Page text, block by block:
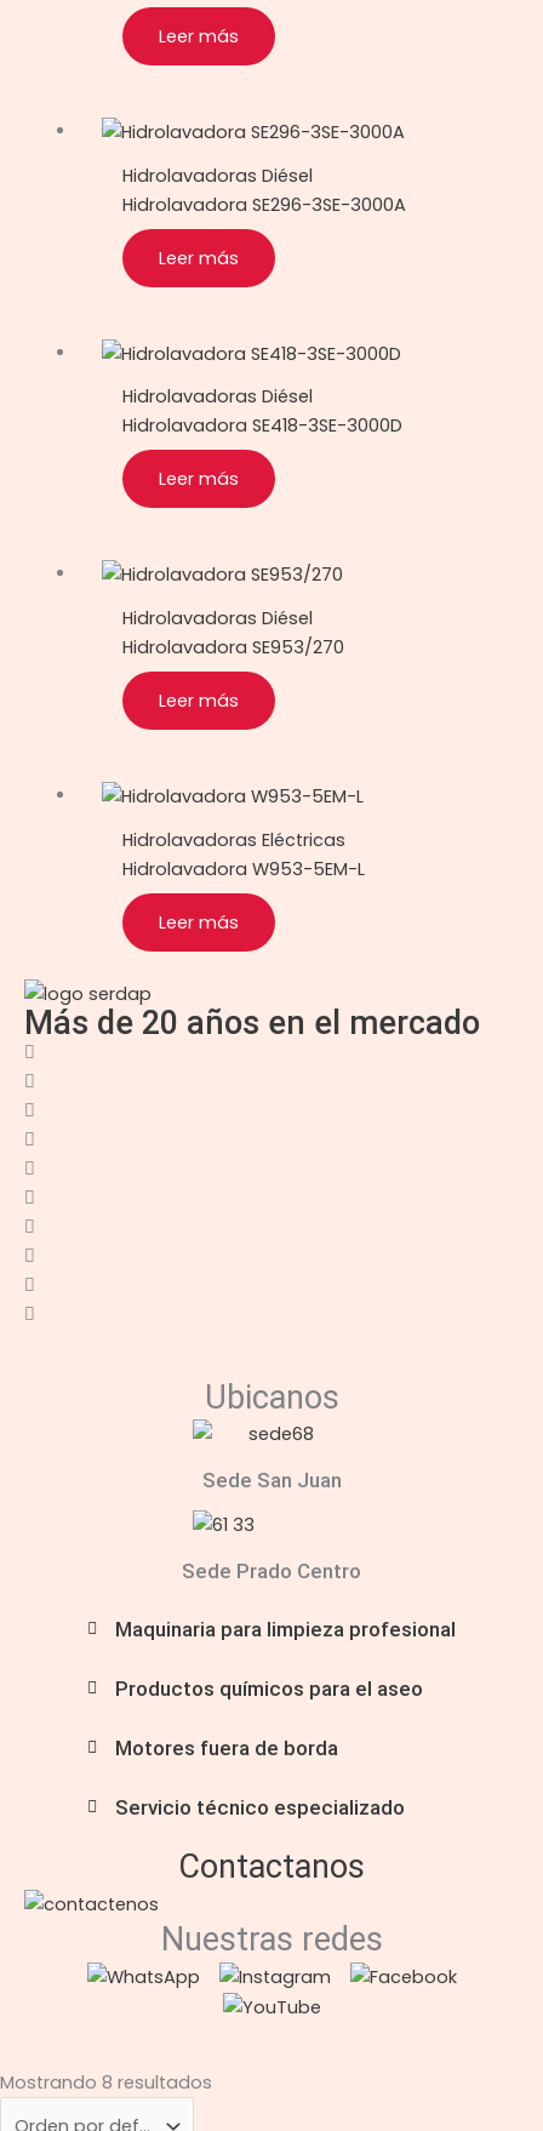
Mostrando 8 resultados
Leer más
Hidrolavadoras Diésel
Hidrolavadora SE296-3SE-3000A
Leer más
Hidrolavadoras Diésel
Hidrolavadora SE418-3SE-3000D
Leer más
Hidrolavadoras Diésel
Hidrolavadora SE953/270
Leer más
Hidrolavadoras Eléctricas
Hidrolavadora W953-5EM-L
Leer más
Más de 20 años en el mercado
Ubicanos
Sede San Juan
Sede Prado Centro
Maquinaria para limpieza profesional
Productos químicos para el aseo
Motores fuera de borda
Servicio técnico especializado
Nuestras redes
Contactanos